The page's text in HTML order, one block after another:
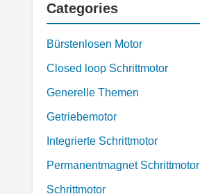
Categories
Bürstenlosen Motor
Closed loop Schrittmotor
Generelle Themen
Getriebemotor
Integrierte Schrittmotor
Permanentmagnet Schrittmotor
Schrittmotor